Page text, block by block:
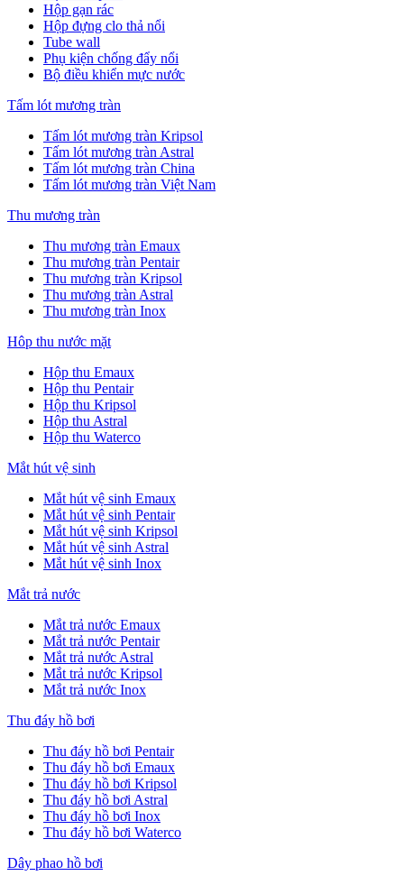
Hộp gạn rác
Hộp đựng clo thả nổi
Tube wall
Phụ kiện chống đẩy nổi
Bộ điều khiển mực nước
Tấm lót mương tràn
Tấm lót mương tràn Kripsol
Tấm lót mương tràn Astral
Tấm lót mương tràn China
Tấm lót mương tràn Việt Nam
Thu mương tràn
Thu mương tràn Emaux
Thu mương tràn Pentair
Thu mương tràn Kripsol
Thu mương tràn Astral
Thu mương tràn Inox
Hôp thu nước mặt
Hộp thu Emaux
Hộp thu Pentair
Hộp thu Kripsol
Hộp thu Astral
Hộp thu Waterco
Mắt hút vệ sinh
Mắt hút vệ sinh Emaux
Mắt hút vệ sinh Pentair
Mắt hút vệ sinh Kripsol
Mắt hút vệ sinh Astral
Mắt hút vệ sinh Inox
Mắt trả nước
Mắt trả nước Emaux
Mắt trả nước Pentair
Mắt trả nước Astral
Mắt trả nước Kripsol
Mắt trả nước Inox
Thu đáy hồ bơi
Thu đáy hồ bơi Pentair
Thu đáy hồ bơi Emaux
Thu đáy hồ bơi Kripsol
Thu đáy hồ bơi Astral
Thu đáy hồ bơi Inox
Thu đáy hồ bơi Waterco
Dây phao hồ bơi